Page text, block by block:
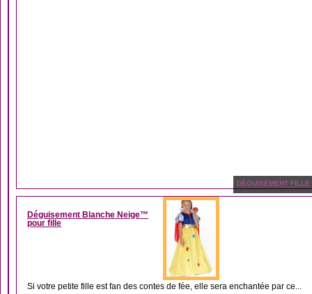
DÉGUISEMENT FILLE
Déguisement Blanche Neige™
pour fille
Si votre petite fille est fan des contes de fée, elle sera enchantée par ce...